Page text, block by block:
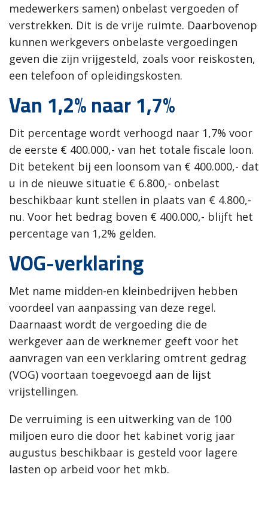
medewerkers samen) onbelast vergoeden of
verstrekken. Dit is de vrije ruimte. Daarbovenop
kunnen werkgevers onbelaste vergoedingen
geven die zijn vrijgesteld, zoals voor reiskosten,
een telefoon of opleidingskosten.
Van 1,2% naar 1,7%
Dit percentage wordt verhoogd naar 1,7% voor
de eerste € 400.000,- van het totale fiscale loon.
Dit betekent bij een loonsom van € 400.000,- dat
u in de nieuwe situatie € 6.800,- onbelast
beschikbaar kunt stellen in plaats van € 4.800,-
nu. Voor het bedrag boven € 400.000,- blijft het
percentage van 1,2% gelden.
VOG-verklaring
Met name midden-en kleinbedrijven hebben
voordeel van aanpassing van deze regel.
Daarnaast wordt de vergoeding die de
werkgever aan de werknemer geeft voor het
aanvragen van een verklaring omtrent gedrag
(VOG) voortaan toegevoegd aan de lijst
vrijstellingen.
De verruiming is een uitwerking van de 100
miljoen euro die door het kabinet vorig jaar
augustus beschikbaar is gesteld voor lagere
lasten op arbeid voor het mkb.